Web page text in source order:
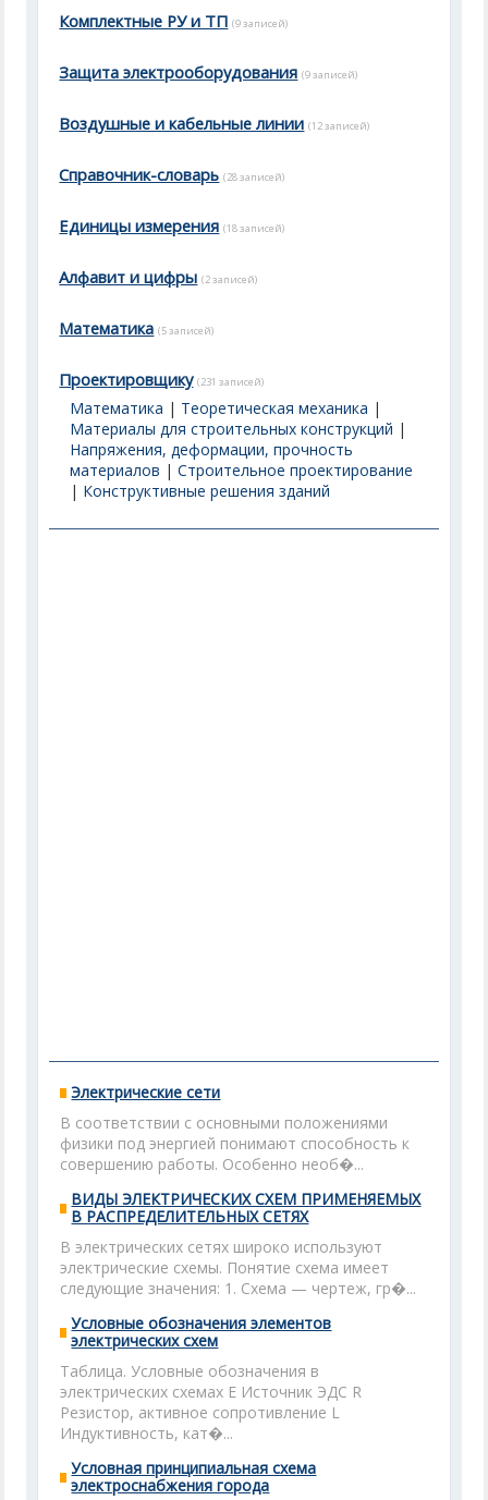
Комплектные РУ и ТП (9 записей)
Защита электрооборудования (9 записей)
Воздушные и кабельные линии (12 записей)
Справочник-словарь (28 записей)
Единицы измерения (18 записей)
Алфавит и цифры (2 записей)
Математика (5 записей)
Проектировщику (231 записей)
Математика | Теоретическая механика |
Материалы для строительных конструкций |
Напряжения, деформации, прочность
материалов |Строительное проектирование
| Конструктивные решения зданий
Электрические сети
В соответствии с основными положениями
физики под энергией понимают способность к
совершению работы. Особенно необ�...
ВИДЫ ЭЛЕКТРИЧЕСКИХ СХЕМ ПРИМЕНЯЕМЫХ
В РАСПРЕДЕЛИТЕЛЬНЫХ СЕТЯХ
В электрических сетях широко используют
электрические схемы. Понятие схема имеет
следующие значения: 1. Схема — чертеж, гр�...
Условные обозначения элементов
электрических схем
Таблица. Условные обозначения в
электрических схемах Е Источник ЭДС R
Резистор, активное сопротивление L
Индуктивность, кат�...
Условная принципиальная схема
электроснабжения города